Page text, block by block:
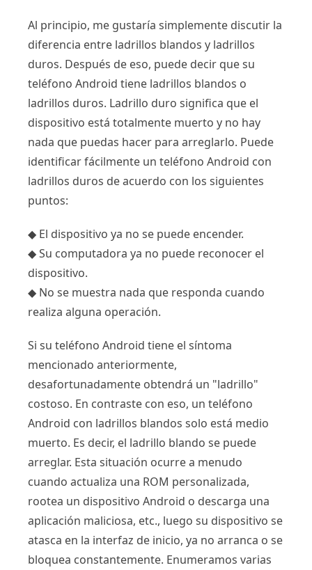
Al principio, me gustaría simplemente discutir la
diferencia entre ladrillos blandos y ladrillos
duros. Después de eso, puede decir que su
teléfono Android tiene ladrillos blandos o
ladrillos duros. Ladrillo duro significa que el
dispositivo está totalmente muerto y no hay
nada que puedas hacer para arreglarlo. Puede
identificar fácilmente un teléfono Android con
ladrillos duros de acuerdo con los siguientes
puntos:
◆ El dispositivo ya no se puede encender.
◆ Su computadora ya no puede reconocer el
dispositivo.
◆ No se muestra nada que responda cuando
realiza alguna operación.
Si su teléfono Android tiene el síntoma
mencionado anteriormente,
desafortunadamente obtendrá un "ladrillo"
costoso. En contraste con eso, un teléfono
Android con ladrillos blandos solo está medio
muerto. Es decir, el ladrillo blando se puede
arreglar. Esta situación ocurre a menudo
cuando actualiza una ROM personalizada,
rootea un dispositivo Android o descarga una
aplicación maliciosa, etc., luego su dispositivo se
atasca en la interfaz de inicio, ya no arranca o se
bloquea constantemente. Enumeramos varias